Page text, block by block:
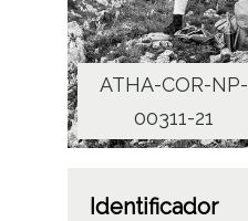
ATHA-COR-NP-
00311-21
Identificador